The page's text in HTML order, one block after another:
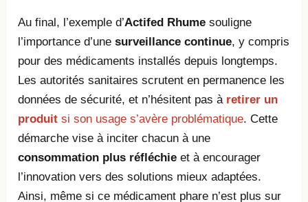
Au final, l’exemple d’Actifed Rhume souligne
l’importance d’unesurveillance continue, y compris
pour des médicaments installés depuis longtemps.
Les autorités sanitaires scrutent en permanence les
données de sécurité, et n’hésitent pas à retirer un
produit si son usage s’avère problématique. Cette
démarche vise à inciter chacun à une
consommation plus réfléchie et à encourager
l’innovation vers des solutions mieux adaptées.
Ainsi, même si ce médicament phare n’est plus sur